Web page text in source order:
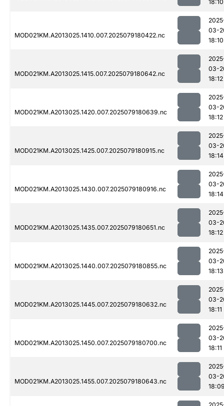
18:10
MOD021KM.A2013025.1410.007.2025079180422.nc
03-
18:10
MOD021KM.A2013025.1415.007.2025079180642.nc
03-
18:12
MOD021KM.A2013025.1420.007.2025079180639.nc
03-
18:12
MOD021KM.A2013025.1425.007.2025079180915.nc
03-
18:14
MOD021KM.A2013025.1430.007.2025079180916.nc
03-
18:14
MOD021KM.A2013025.1435.007.2025079180651.nc
03-
18:12
MOD021KM.A2013025.1440.007.2025079180855.nc
03-
18:13
MOD021KM.A2013025.1445.007.2025079180632.nc
03-
18:11
MOD021KM.A2013025.1450.007.2025079180700.nc
03-
18:11
MOD021KM.A2013025.1455.007.2025079180643.nc
03-